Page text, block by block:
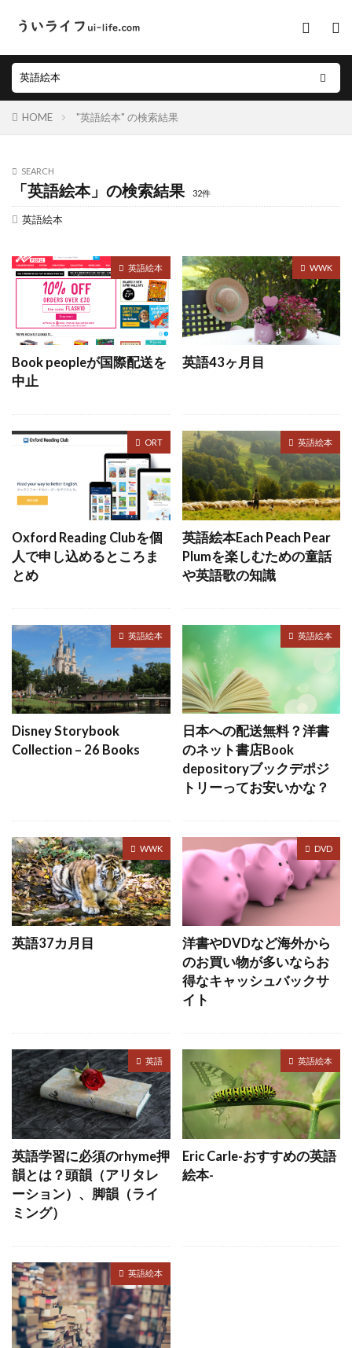
HOME "英語絵本" の検索結果
SEARCH
「英語絵本」の検索結果 32件
英語絵本
英語絵本
Book peopleが国際配送を
中止
WWK
英語43ヶ月目
ORT
Oxford Reading Clubを個
人で申し込めるところま
とめ
英語絵本
英語絵本Each Peach Pear
Plumを楽しむための童話
や英語歌の知識
英語絵本
Disney Storybook
Collection – 26 Books
英語絵本
日本への配送無料？洋書
のネット書店Book
depositoryブックデポジ
トリーってお安いかな？
WWK
英語37カ月目
DVD
洋書やDVDなど海外から
のお買い物が多いならお
得なキャッシュバックサ
イト
英語
英語学習に必須のrhyme押
韻とは？頭韻（アリタレ
ーション）、脚韻（ライ
ミング）
英語絵本
Eric Carle-おすすめの英語
絵本-
英語絵本